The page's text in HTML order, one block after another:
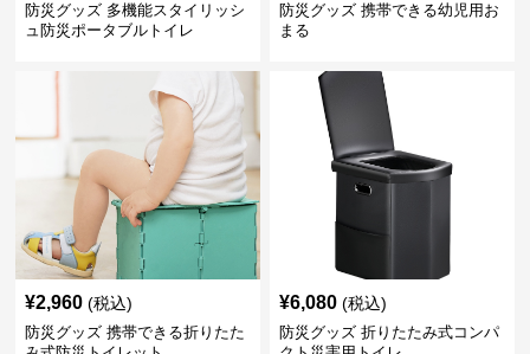
防災グッズ 多機能スタイリッシ
ュ防災ポータブルトイレ
防災グッズ 携帯できる幼児用お
まる
¥2,960 (税込)
防災グッズ 携帯できる折りたた
¥6,080 (税込)
防災グッズ 折りたたみ式コンパ